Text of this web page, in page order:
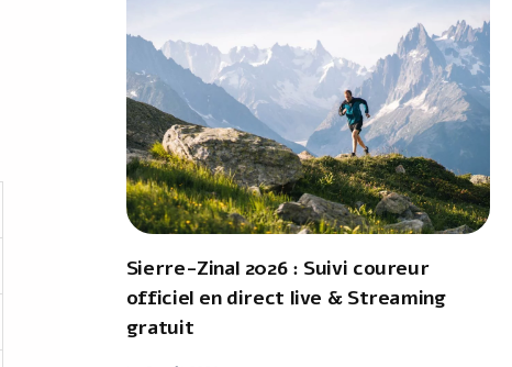
Sierre-Zinal 2026 : Suivi coureur
officiel en direct live & Streaming
gratuit